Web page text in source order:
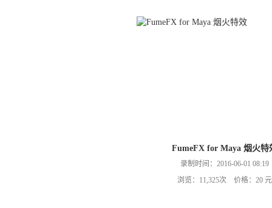
FumeFX for Maya 烟火特
录制时间：2016-06-01 08:19
浏览：11,325次 价格：20 元